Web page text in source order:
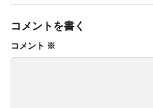
コメントを書く
コメント ※